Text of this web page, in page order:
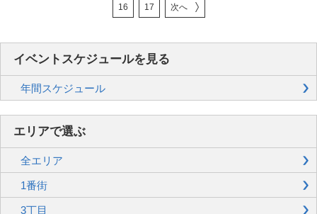
16 17 次へ
イベントスケジュールを見る
年間スケジュール
エリアで選ぶ
全エリア
1番街
3丁目